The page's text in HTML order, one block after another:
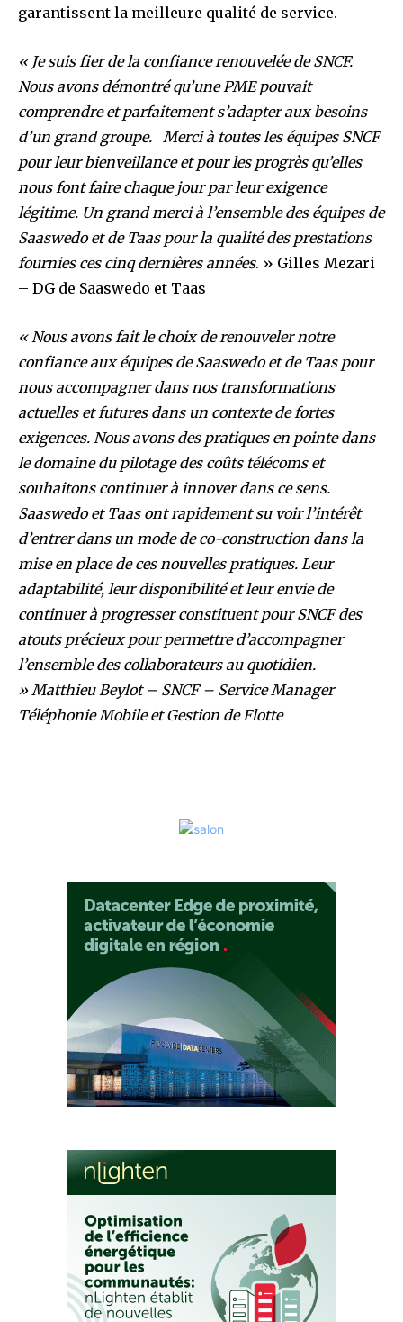
garantissent la meilleure qualité de service.
« Je suis fier de la confiance renouvelée de SNCF.
Nous avons démontré qu’une PME pouvait
comprendre et parfaitement s’adapter aux besoins
d’un grand groupe.
Merci à toutes les équipes SNCF
pour leur bienveillance et pour les progrès qu’elles
nous font faire chaque jour par leur exigence
légitime. Un grand merci à l’ensemble des équipes de
Saaswedo et de Taas pour la qualité des prestations
fournies ces cinq dernières années. » Gilles Mezari
– DG de Saaswedo et Taas
« Nous avons fait le choix de renouveler notre
confiance aux équipes de Saaswedo et de Taas pour
nous accompagner dans nos transformations
actuelles et futures dans un contexte de fortes
exigences. Nous avons des pratiques en pointe dans
le domaine du pilotage des coûts télécoms et
souhaitons continuer à innover dans ce sens.
Saaswedo et Taas ont rapidement su voir l’intérêt
d’entrer dans un mode de co-construction dans la
mise en place de ces nouvelles pratiques. Leur
adaptabilité, leur disponibilité et leur envie de
continuer à progresser constituent pour SNCF des
atouts précieux pour permettre d’accompagner
l’ensemble des collaborateurs au quotidien.
» Matthieu Beylot – SNCF – Service Manager
Téléphonie Mobile et Gestion de Flotte